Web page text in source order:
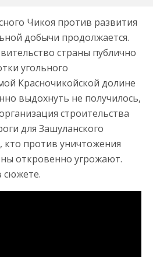
Чикоя против развития
добычи продолжается.
страны публично
угольного
Красночикойской долине
выдохнуть не получилось,
строительства
для Зашуланского
против уничтожения
откровенно угрожают.
сюжете.